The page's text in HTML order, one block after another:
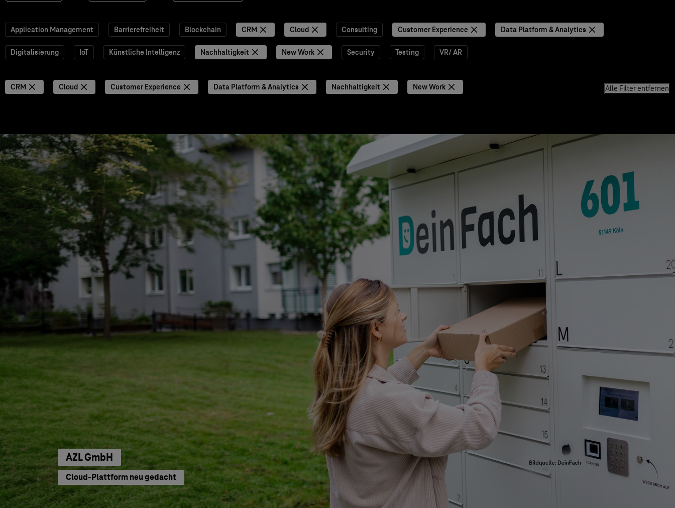
Application Management Barrierefreiheit Blockchain CRM Cloud Consulting Customer Experience Data Platform & Analytics
Digitalisierung IoT Künstliche Intelligenz Nachhaltigkeit New Work Security Testing VR/ AR
CRM Cloud Customer Experience Data Platform & Analytics Nachhaltigkeit New Work Alle Filter entfernen
AZL GmbH
Cloud-Plattform neu gedacht